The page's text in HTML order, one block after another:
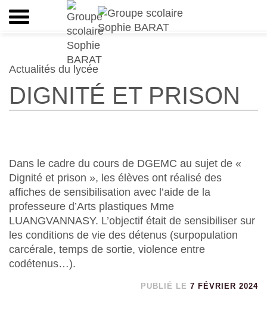
Actualités du lycée
DIGNITÉ ET PRISON
Dans le cadre du cours de DGEMC au sujet de «
Dignité et prison », les élèves ont réalisé des
affiches de sensibilisation avec l’aide de la
professeure d’Arts plastiques Mme
LUANGVANNASY. L’objectif était de sensibiliser sur
les conditions de vie des détenus (surpopulation
carcérale, temps de sortie, violence entre
codétenus…).
PUBLIÉ LE 7 FÉVRIER 2024